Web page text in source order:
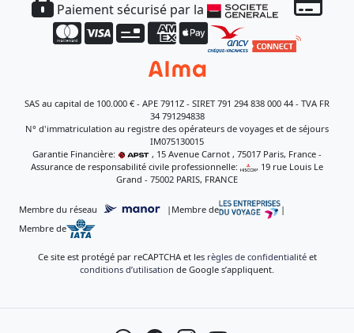
Paiement sécurisé par la
SAS au capital de 100.000 € - APE 7911Z - SIRET 791 294 838 000 44 - TVA FR
34 791294838
N° d'immatriculation au registre des opérateurs de voyages et de séjours
IM075130015
Garantie Financière:
, 15 Avenue Carnot , 75017 Paris, France -
Assurance de responsabilité civile professionnelle:
, 19 rue Louis Le
Grand - 75002 PARIS, FRANCE
Membre du réseau | Membre de
|
Membre de
Ce site est protégé par reCAPTCHA et les règles de confidentialitéet
conditions d’utilisation de Google s’appliquent.